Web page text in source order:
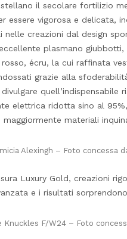
il secolare fortilizio
essere vigorosa e delicata,
nelle creazioni dal design
plasmano
écru, la cui raffinata
grazie alla
elettrica ridotta sino al
materiali
Alexingh – Foto concessa
Luxury Gold, creazioni
e i risultati
Knuckles F/W24 – Foto